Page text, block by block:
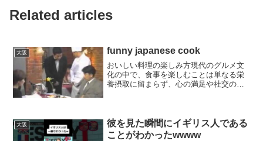
Related articles
大阪 funny japanese cook
おいしい料理の楽しみ方現代のグルメ文
化の中で、食事を楽しむことは単なる栄
養摂取に留まらず、心の満足や社交の場
です。今回は、あるレスト...
大阪
彼を見た瞬間にイギリス人である
ことがわかったwwww